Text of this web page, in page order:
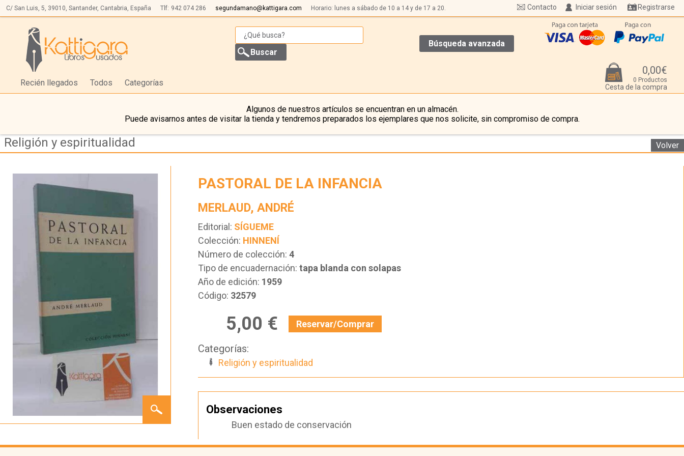
C/ San Luis, 5, 39010, Santander, Cantabria, España Tlf: 942 074 286 segundamano@kattigara.com Horario: lunes a sábado de 10 a 14 y de 17 a 20. Iniciar sesión Registrarse
Contacto
Búsqueda avanzada
Recién llegados Todos Categorías
0,00€
0 Productos
Cesta de la compra
Algunos de nuestros artículos se encuentran en un almacén.
Puede avisarnos antes de visitar la tienda y tendremos preparados los ejemplares que nos solicite, sin compromiso de compra.
Religión y espiritualidad Volver
DE LA
PASTORAL DE LA INFANCIA
MERLAUD, ANDRÉ
Editorial: SÍGUEME
Colección: HINNENÍ
Número de colección: 4
Tipo de encuadernación: tapa blanda con solapas
Año de edición: 1959
Código: 32579
5,00 € Reservar/Comprar
Categorías:
Religión y espiritualidad
Observaciones
Buen estado de conservación